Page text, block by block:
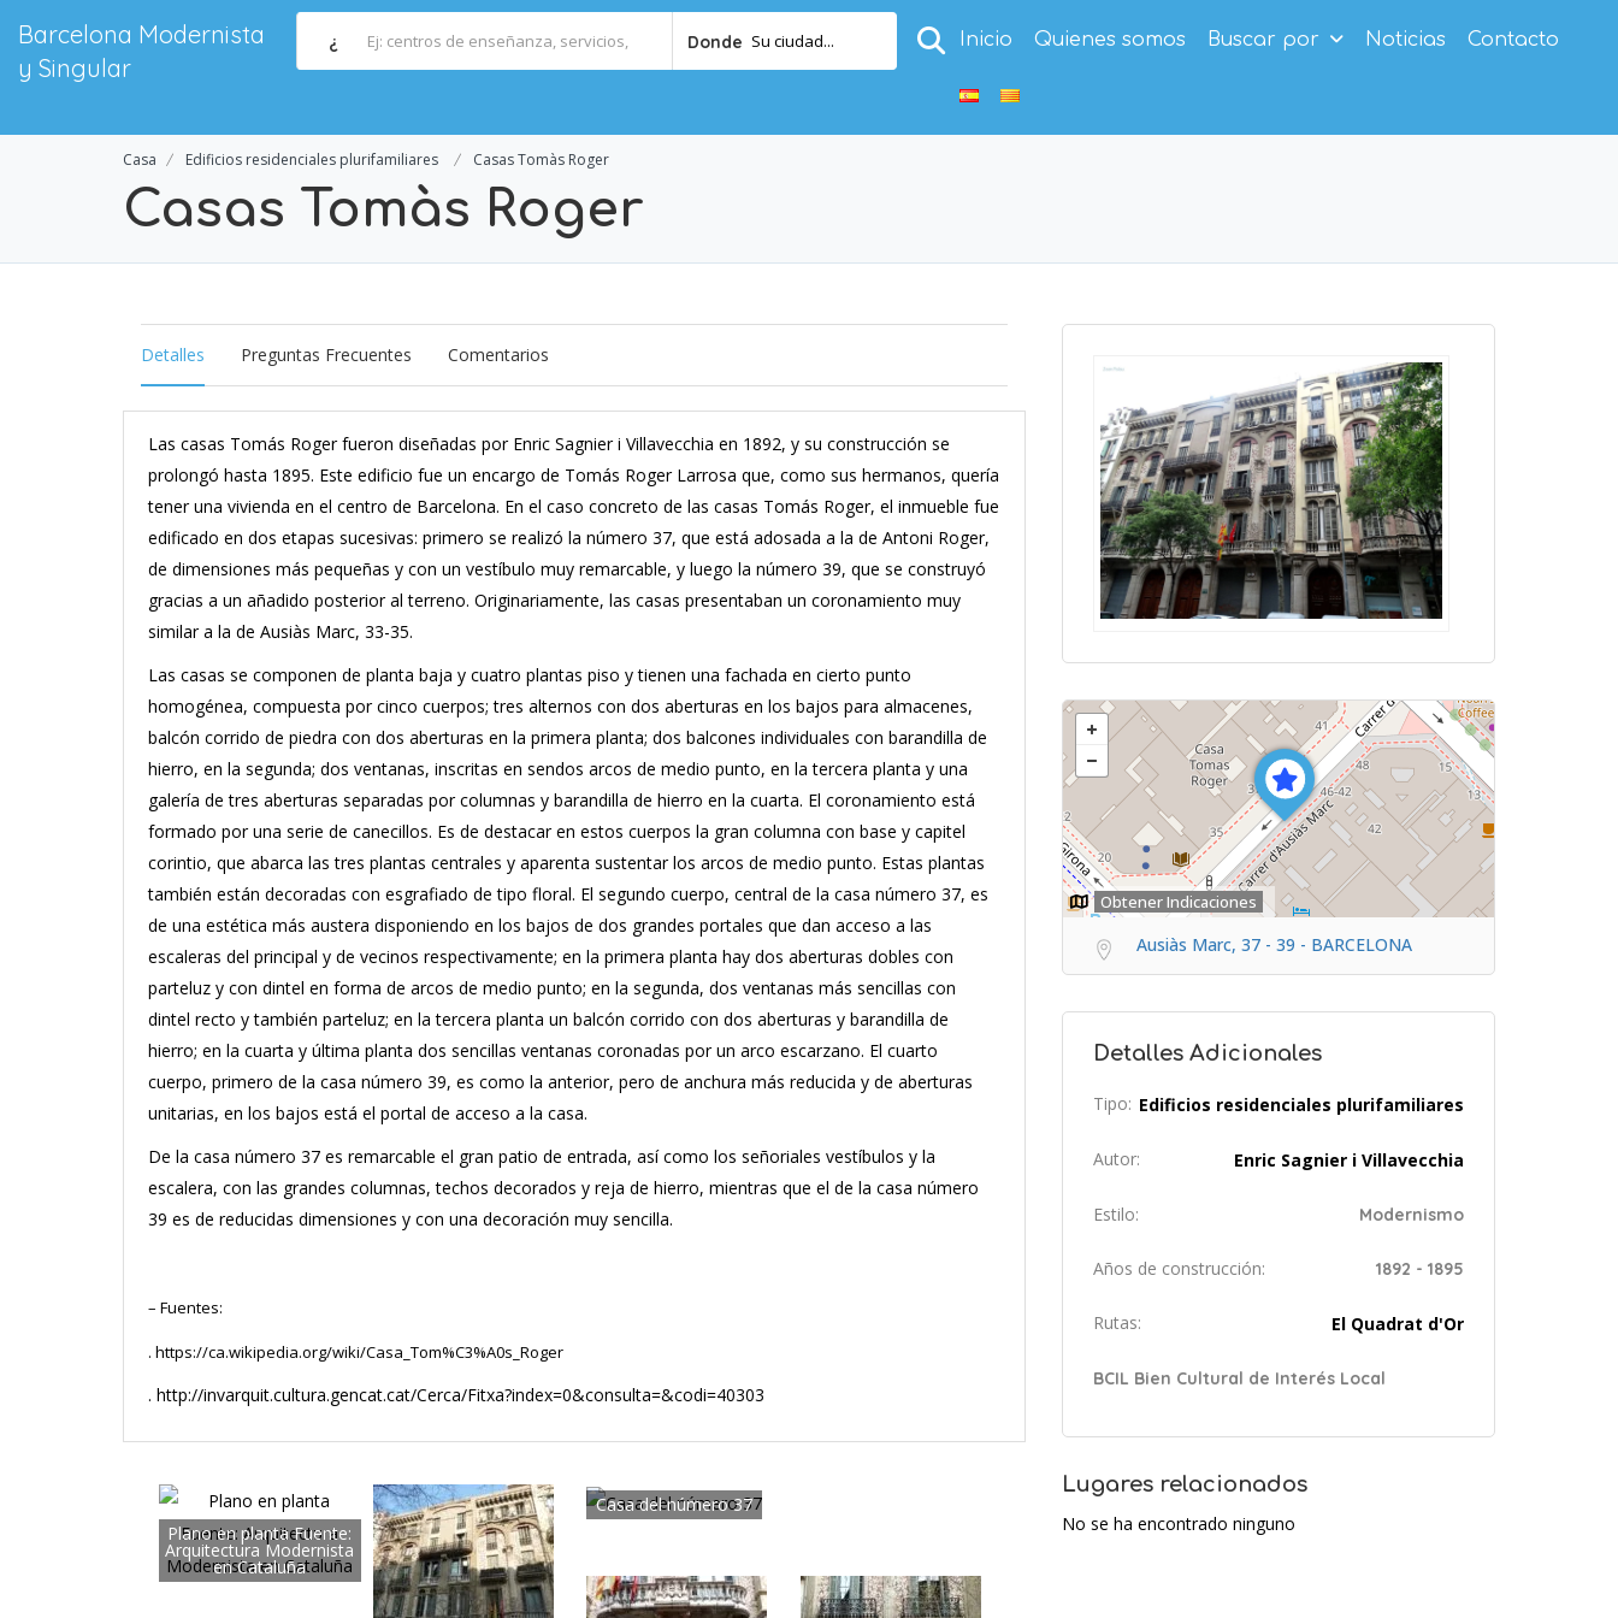
Barcelona Modernista
y Singular
¿ Donde Su ciudad... Inicio Quienes somos Buscar por Noticias Contacto
Casa Edificios residenciales plurifamiliares Casas Tomàs Roger
Casas Tomàs Roger
Detalles Preguntas Frecuentes Comentarios
Las casas Tomás Roger fueron diseñadas por Enric Sagnier i Villavecchia en 1892, y su construcción se
prolongó hasta 1895. Este edificio fue un encargo de Tomás Roger Larrosa que, como sus hermanos, quería
tener una vivienda en el centro de Barcelona. En el caso concreto de las casas Tomás Roger, el inmueble fue
edificado en dos etapas sucesivas: primero se realizó la número 37, que está adosada a la de Antoni Roger,
de dimensiones más pequeñas y con un vestíbulo muy remarcable, y luego la número 39, que se construyó
gracias a un añadido posterior al terreno. Originariamente, las casas presentaban un coronamiento muy
similar a la de Ausiàs Marc, 33-35.
Las casas se componen de planta baja y cuatro plantas piso y tienen una fachada en cierto punto
homogénea, compuesta por cinco cuerpos;tres alternos con dos aberturas en los bajos para almacenes,
balcón corrido de piedra con dos aberturas en la primera planta; dos balcones individuales con barandilla de
hierro, en la segunda; dos ventanas, inscritas en sendos arcos de medio punto, en la tercera planta y una
galería de tres aberturas separadas por columnas y barandilla de hierro en la cuarta. El coronamiento está
formado por una serie de canecillos. Es de destacar en estos cuerpos la gran columna con base y capitel
corintio, que abarca las tres plantas centrales y aparenta sustentar los arcos de medio punto. Estas plantas
también están decoradas con esgrafiado de tipo floral. El segundo cuerpo, central de la casa número 37, es
de una estética más austera disponiendo en los bajos de dos grandes portales que dan acceso a las
escaleras del principal y de vecinos respectivamente; en la primera planta hay dos aberturas dobles con
parteluz y con dintel en forma de arcos de medio punto; en la segunda, dos ventanas más sencillas con
dintel recto y también parteluz; en la tercera planta un balcón corrido con dos aberturas y barandilla de
hierro; en la cuarta y última planta dos sencillas ventanas coronadas por un arco escarzano. El cuarto
cuerpo, primero de la casa número 39, es como la anterior, pero de anchura más reducida y de aberturas
unitarias, en los bajos está el portal de acceso a la casa.
De la casa número 37 es remarcable el gran patio de entrada, así como los señoriales vestíbulos y la
escalera, con las grandes columnas, techos decorados y reja de hierro, mientras que el de la casa número
39 es de reducidas dimensiones y con una decoración muy sencilla.
– Fuentes:
. https://ca.wikipedia.org/wiki/Casa_Tom%C3%A0s_Roger
. http://invarquit.cultura.gencat.cat/Cerca/Fitxa?index=0&consulta=&codi=40303
Plano en planta Fuente:
Arquitectura Modernista
en Cataluña
Casa del número 37
Obtener Indicaciones
Ausiàs Marc, 37 - 39 - BARCELONA
Detalles Adicionales
Tipo: Edificios residenciales plurifamiliares
Autor: Enric Sagnier i Villavecchia
Estilo: Modernismo
Años de construcción: 1892 - 1895
Rutas: El Quadrat d'Or
BCIL Bien Cultural de Interés Local
Lugares relacionados
No se ha encontrado ninguno